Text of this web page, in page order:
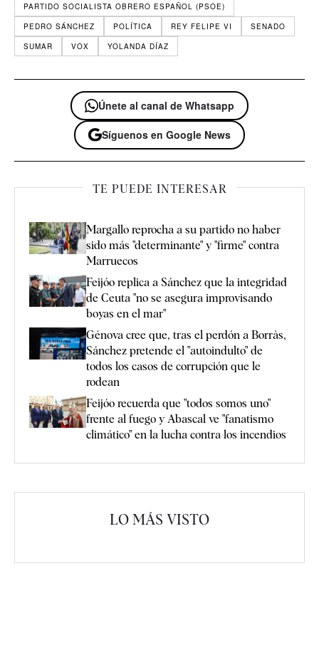
PARTIDO SOCIALISTA OBRERO ESPAÑOL (PSOE)
PEDRO SÁNCHEZ
POLÍTICA REY FELIPE VI
SENADO
SUMAR
VOX YOLANDA DÍAZ
Únete al canal de Whatsapp
Síguenos en Google News
TE PUEDE INTERESAR
Margallo reprocha a su partido no haber
sido más "determinante" y "firme" contra
Marruecos
Feijóo replica a Sánchez que la integridad
de Ceuta "no se asegura improvisando
boyas en el mar"
Génova cree que, tras el perdón a Borràs,
Sánchez pretende el "autoindulto" de
todos los casos de corrupción que le
rodean
Feijóo recuerda que "todos somos uno"
frente al fuego y Abascal ve "fanatismo
climático" en la lucha contra los incendios
LO MÁS VISTO